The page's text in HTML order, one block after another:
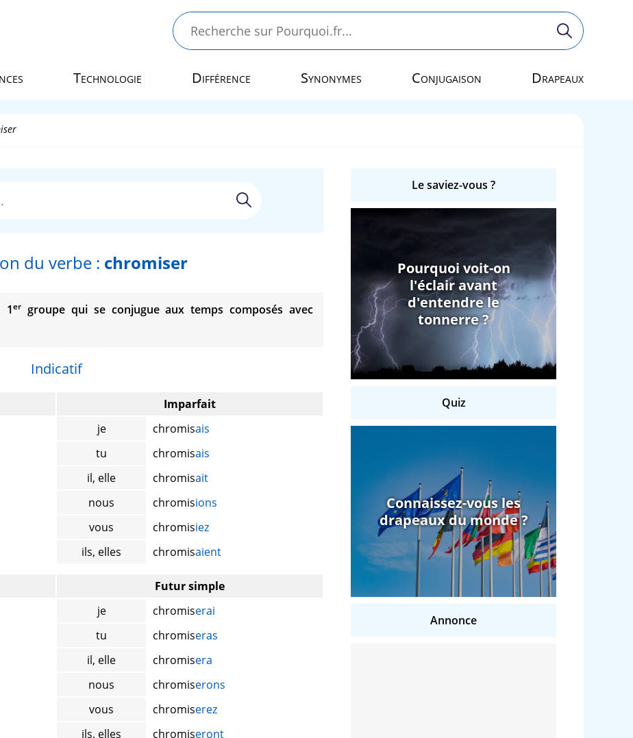
Technologie Différence Synonymes Conjugaison Drapeaux
du verbe : chromiser
1er groupe qui se conjugue aux temps composés avec
Indicatif
Imparfait
je
chromisais
tu
chromisais
il, elle
chromisait
nous
chromisions
vous
chromisiez
ils, elles
chromisaient
Futur simple
je
chromiserai
tu
chromiseras
il, elle
chromisera
nous
chromiserons
vous
chromiserez
ils, elles
chromiseront
Le saviez-vous ?
Pourquoi voit-on
l'éclair avant
d'entendre le
tonnerre ?
Quiz
Connaissez-vous les
drapeaux du monde ?
Annonce